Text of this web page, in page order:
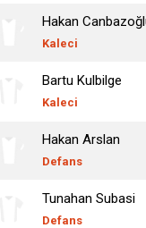
Hakan
Kaleci
Bartu Kulbilge
Kaleci
Hakan Arslan
Defans
Tunahan Subasi
Defans